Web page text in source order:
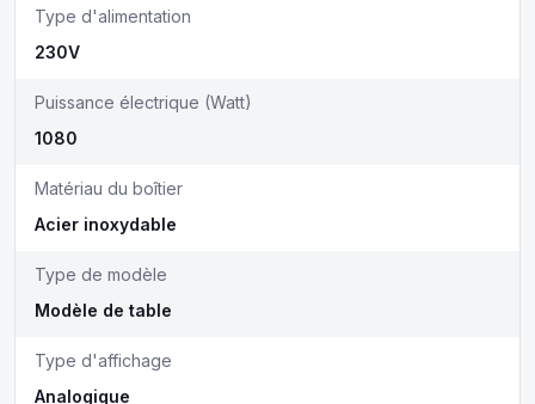
Type d'alimentation
230V
Puissance électrique (Watt)
1080
Matériau du boîtier
Acier inoxydable
Type de modèle
Modèle de table
Type d'affichage
Analogique